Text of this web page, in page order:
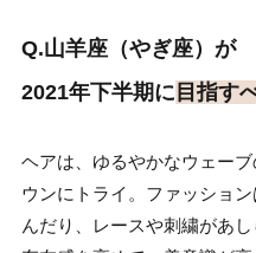
Q.山羊座（やぎ座）が
2021年下半期に 目指す
ヘアは、ゆるやかなウェー
ウンにトライ。ファッショ
んだり、レースや刺繍があ